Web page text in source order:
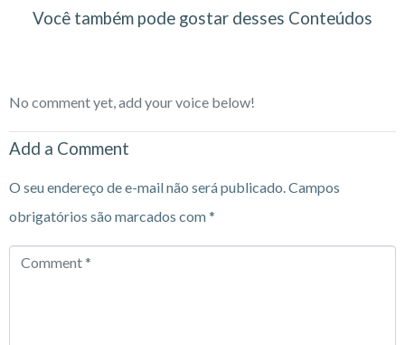
Você também pode gostar desses Conteúdos
No comment yet, add your voice below!
Add a Comment
O seu endereço de e-mail não será publicado.Campos
obrigatórios são marcados com*
Comment